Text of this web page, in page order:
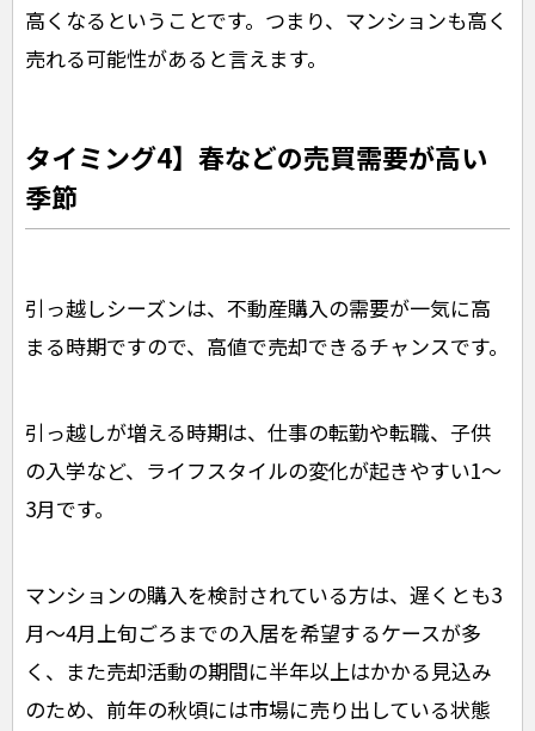
高くなるということです。つまり、マンションも高く
売れる可能性があると言えます。
タイミング4】春などの売買需要が高い
季節
引っ越しシーズンは、不動産購入の需要が一気に高
まる時期ですので、高値で売却できるチャンスです。
引っ越しが増える時期は、仕事の転勤や転職、子供
の入学など、ライフスタイルの変化が起きやすい1〜
3月です。
マンションの購入を検討されている方は、遅くとも3
月～4月上旬ごろまでの入居を希望するケースが多
く、また売却活動の期間に半年以上はかかる見込み
のため、前年の秋頃には市場に売り出している状態